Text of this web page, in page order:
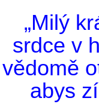
„Milý
srdce v
vědomě
abys